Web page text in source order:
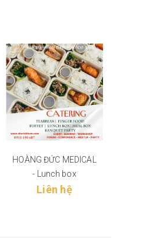
HOÀNG ĐỨC MEDICAL
- Lunch box
Liên hệ